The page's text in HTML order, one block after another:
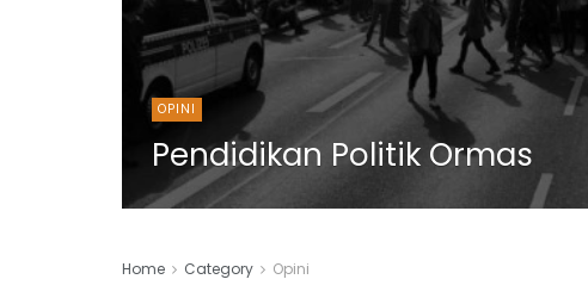
OPINI
Pendidikan Politik Ormas
Home Category Opini